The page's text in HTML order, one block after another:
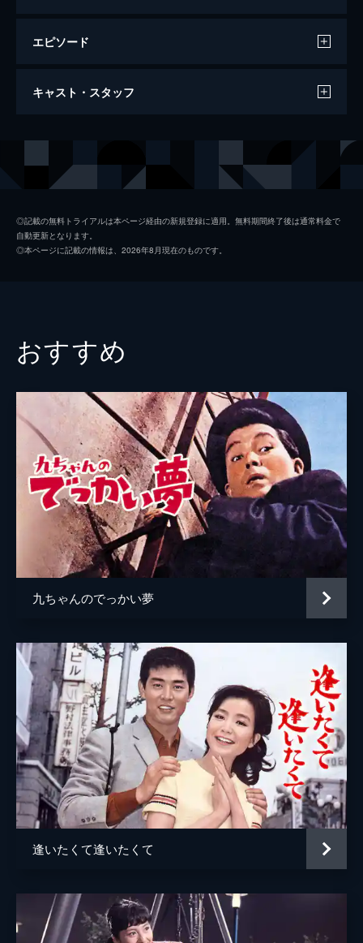
エピソード
お父ちゃんは大学生
キャスト・スタッフ
監督
脚本 滝口速太
大下業史
山内亮一
音楽 斎藤高順
◎記載の無料トライアルは本ページ経由の新規登録に適用。無料期間終了後は通常料金で
自動更新となります。
◎本ページに記載の情報は、2026年8月現在のものです。
おすすめ
九ちゃんのでっかい夢
逢いたくて逢いたくて